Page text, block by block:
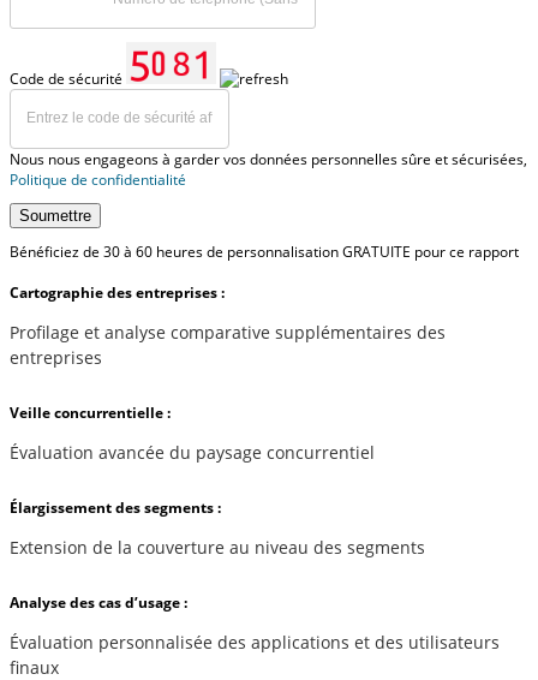
Code de sécurité
Nous nous engageons à garder vos données personnelles sûre et sécurisées,
Politique de confidentialité
Soumettre
Bénéficiez de 30 à 60 heures de personnalisation GRATUITE pour ce rapport
Cartographie des entreprises :
Profilage et analyse comparative supplémentaires des
entreprises
Veille concurrentielle :
Évaluation avancée du paysage concurrentiel
Élargissement des segments :
Extension de la couverture au niveau des segments
Analyse des cas d’usage :
Évaluation personnalisée des applications et des utilisateurs
finaux